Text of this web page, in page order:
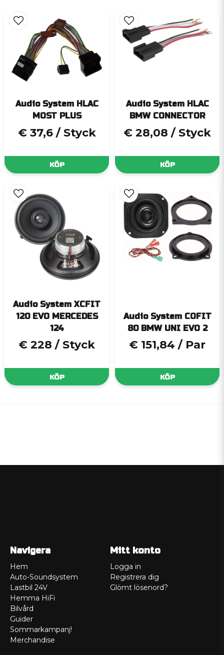
Audio System HLAC
MOST PLUS
€ 37,6 / Styck
KÖP
Audio System HLAC
BMW CONNECTOR
€ 28,08 / Styck
KÖP
Audio System XCFIT
120 EVO MERCEDES
124
€ 228 / Styck
KÖP
Audio System COFIT
80 BMW UNI EVO 2
€ 151,84 / Par
KÖP
Navigera
Hem
Auto-Soundsystem
Lastbil 24V
Hemma HiFi
Bilvård
Guider
Sommarkampanj!
Merchandise
Mitt konto
Logga in
Registrera dig
Glömt lösenord?